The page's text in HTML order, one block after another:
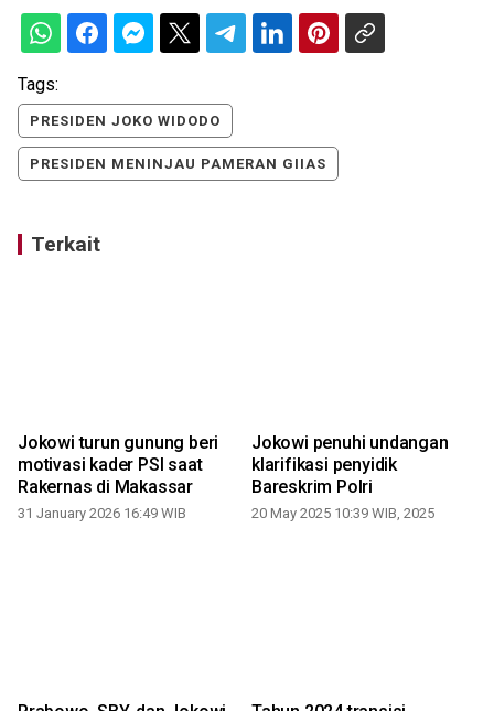
Tags:
PRESIDEN JOKO WIDODO
PRESIDEN MENINJAU PAMERAN GIIAS
Terkait
Jokowi turun gunung beri
motivasi kader PSI saat
Rakernas di Makassar
31 January 2026 16:49 WIB
Jokowi penuhi undangan
klarifikasi penyidik
Bareskrim Polri
20 May 2025 10:39 WIB, 2025